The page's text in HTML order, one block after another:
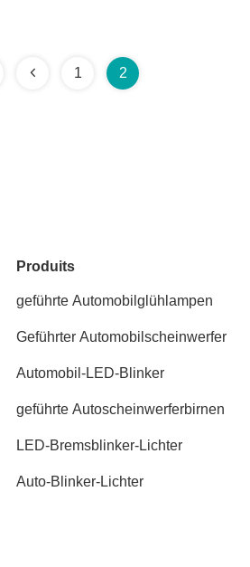
1 2
Produits
geführte Automobilglühlampen
Geführter Automobilscheinwerfer
Automobil-LED-Blinker
geführte Autoscheinwerferbirnen
LED-Bremsblinker-Lichter
Auto-Blinker-Lichter